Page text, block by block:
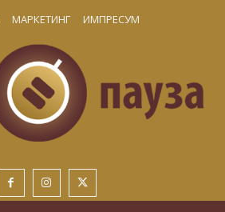
МАРКЕТИНГ ИМПРЕСУМ